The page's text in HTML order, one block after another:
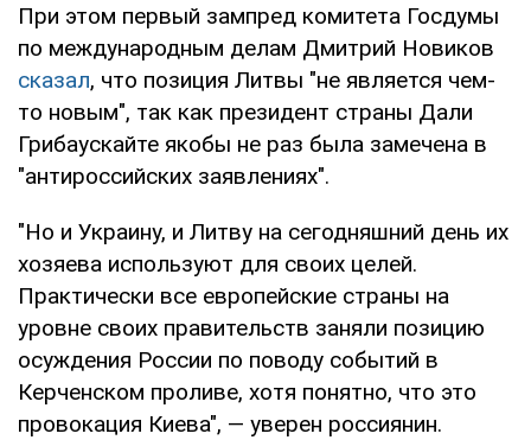
При этом первый зампред комитета Госдумы
по международным делам Дмитрий Новиков
сказал, что позиция Литвы "не является чем-
то новым", так как президент страны Дали
Грибаускайте якобы не раз была замечена в
"антироссийских заявлениях".
"Но и Украину, и Литву на сегодняшний день их
хозяева используют для своих целей.
Практически все европейские страны на
уровне своих правительств заняли позицию
осуждения России по поводу событий в
Керченском проливе, хотя понятно, что это
провокация Киева", — уверен россиянин.